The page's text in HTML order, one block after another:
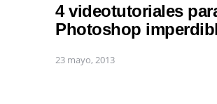
4 videotutoriales
Photoshop
23 mayo, 2013